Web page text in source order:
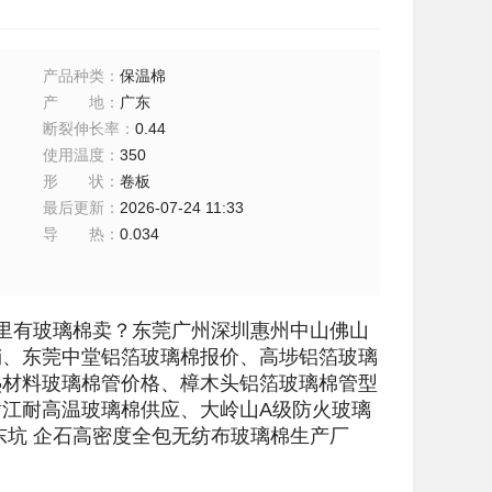
产品种类 ：保温棉
产地 ： 广东
断裂伸长率 ：0.44
使用温度 ：350
形状 ：卷板
最后更新 ： 2026-07-24 11:33
导热 ：0.034
有玻璃棉卖？东莞广州深圳惠州中山佛山
东莞中堂铝箔玻璃棉报价、高埗铝箔玻璃
料玻璃棉管价格、樟木头铝箔玻璃棉管型
耐高温玻璃棉供应、大岭山A级防火玻璃
企石高密度全包无纺布玻璃棉生产厂